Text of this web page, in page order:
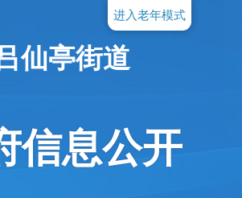
进入老年模式
仙亭街道
信息公开